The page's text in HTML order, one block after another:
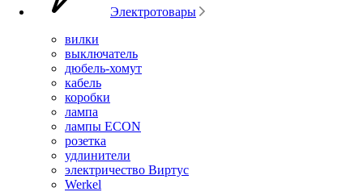
Электротовары
вилки
выключатель
дюбель-хомут
кабель
коробки
лампа
лампы ECON
розетка
удлинители
электричество Виртус
Werkel